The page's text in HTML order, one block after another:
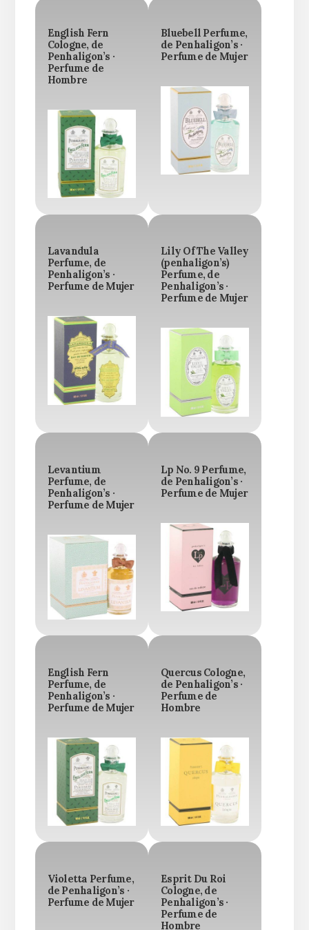
English Fern
Cologne, de
Penhaligon’s ·
Perfume de
Hombre
Bluebell Perfume,
de Penhaligon’s ·
Perfume de Mujer
Lavandula
Perfume, de
Penhaligon’s ·
Perfume de Mujer
Lily Of The Valley
(penhaligon’s)
Perfume, de
Penhaligon’s ·
Perfume de Mujer
Levantium
Perfume, de
Penhaligon’s ·
Perfume de Mujer
Lp No. 9 Perfume,
de Penhaligon’s ·
Perfume de Mujer
English Fern
Perfume, de
Penhaligon’s ·
Perfume de Mujer
Quercus Cologne,
de Penhaligon’s ·
Perfume de
Hombre
Violetta Perfume,
de Penhaligon’s ·
Perfume de Mujer
Esprit Du Roi
Cologne, de
Penhaligon’s ·
Perfume de
Hombre